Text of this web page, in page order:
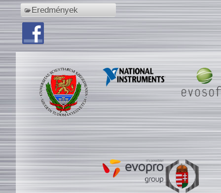
Eredmények